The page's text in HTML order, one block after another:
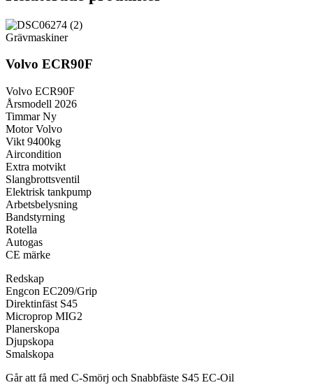
Grävmaskiner
Volvo ECR90F
Volvo ECR90F
Årsmodell 2026
Timmar Ny
Motor Volvo
Vikt 9400kg
Aircondition
Extra motvikt
Slangbrottsventil
Elektrisk tankpump
Arbetsbelysning
Bandstyrning
Rotella
Autogas
CE märke
Redskap
Engcon EC209/Grip
Direktinfäst S45
Microprop MIG2
Planerskopa
Djupskopa
Smalskopa
Går att få med C-Smörj och Snabbfäste S45 EC-Oil